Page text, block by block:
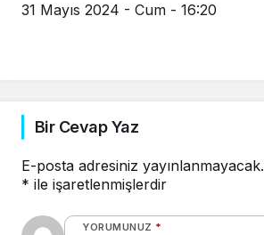
31 Mayıs 2024 - Cum - 16:20
Bir Cevap Yaz
E-posta adresiniz yayınlanmayacak.
* ile işaretlenmişlerdir
YORUMUNUZ *